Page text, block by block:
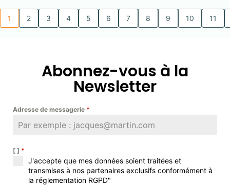
1 2 3 4 5 6 7 8 9 10 11
Abonnez-vous à la
Newsletter
Adresse de messagerie *
[ ] *
J'accepte que mes données soient traitées et
transmises à nos partenaires exclusifs conformément à
la réglementation RGPD"